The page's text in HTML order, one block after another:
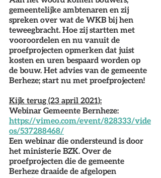
gemeentelijke ambtenaren en zij
spreken over wat de WKB bij hen
teweegbracht. Hoe zij startten met
vooroordelen en nu vanuit de
proefprojecten opmerken dat juist
kosten en uren bespaard worden op
de bouw. Het advies van de gemeente
Berheze; start nu met proefprojecten!
Kijk terug (23 april 2021):
Webinar Gemeente Bernheze:
https://vimeo.com/event/828333/vide
os/537288468/
Een webinar die ondersteund is door
het ministerie BZK. Over de
proefprojecten die de gemeente
Berheze draaide de afgelopen